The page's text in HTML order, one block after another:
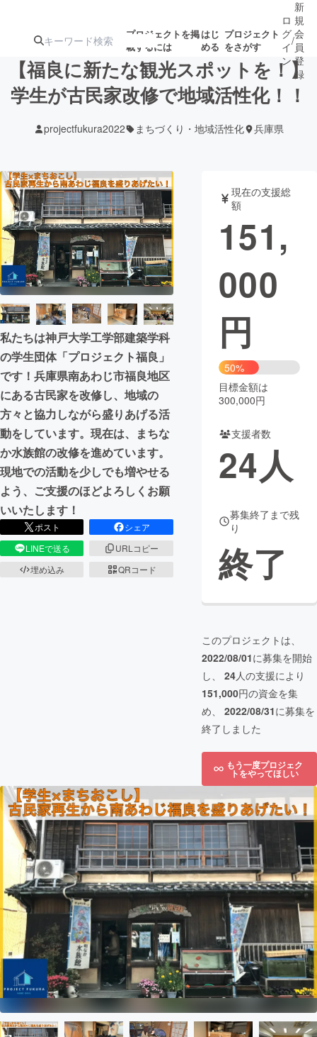
プロジェクトを掲
載するには
はじ
める
プロジェクト
をさがす
ジェクト
ターン
ジェクト
募集終了が近いプ
ロジェクト
もうすぐ公開
されます
アート・写真 音楽
テクノロジー・ガジェット ゲーム・サ
映像・映画
ビジネス・起業
まちづくり・地域活性化
CAMPFIRE for Social Good
CAMPFIRE Creation
CAMPFIREふるさと納税machi-ya コミュニティ
ロ
グ
イ
ン
/
新
規
会
員
登
録
【福良に新たな観光スポットを！】
学生が古民家改修で地域活性化！！
projectfukura2022 まちづくり・地域活性化 兵庫県
私たちは神戸大学工学部建築学科
の学生団体「プロジェクト福良」
です！兵庫県南あわじ市福良地区
にある古民家を改修し、地域の
方々と協力しながら盛りあげる活
動をしています。現在は、まちな
か水族館の改修を進めています。
現地での活動を少しでも増やせる
よう、ご支援のほどよろしくお願
いいたします！
ポスト
シェア
LINEで送る
URLコピー
埋め込み
QRコード
現在の支援総
額
151,
000
円
50%
目標金額は
300,000円
支援者数
24人
募集終了まで残
り
終了
このプロジェクトは、
2022/08/01に募集を開始
し、 24人の支援により
151,000円の資金を集
め、 2022/08/31に募集を
終了しました
もう一度プロジェク
トをやってほしい